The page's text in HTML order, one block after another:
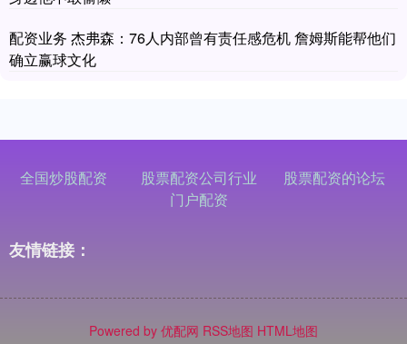
配资业务 杰弗森：76人内部曾有责任感危机 詹姆斯能帮他们
确立赢球文化
全国炒股配资
股票配资公司行业
门户配资
股票配资的论坛
友情链接：
Powered by 优配网 RSS地图 HTML地图